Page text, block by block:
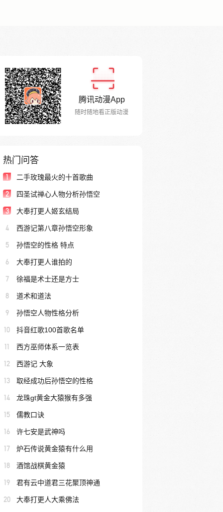
腾讯动漫App
随时随地看正版动漫
热门问答
1 二手玫瑰最火的十首歌曲
2 四圣试禅心人物分析孙悟空
3 大奉打更人姬玄结局
4 西游记第八章孙悟空形象
5 孙悟空的性格 特点
6 大奉打更人谁拍的
7 徐福是术士还是方士
8 道术和道法
9 孙悟空人物性格分析
10 抖音红歌100首歌名单
11 西方巫师体系一览表
12 西游记 大象
13 取经成功后孙悟空的性格
14 龙珠gt黄金大猿猴有多强
15 儒教口诀
16 许七安是武神吗
17 炉石传说黄金猿有什么用
18 酒馆战棋黄金猿
19 君有云中道君三花聚顶神通
20 大奉打更人大乘佛法